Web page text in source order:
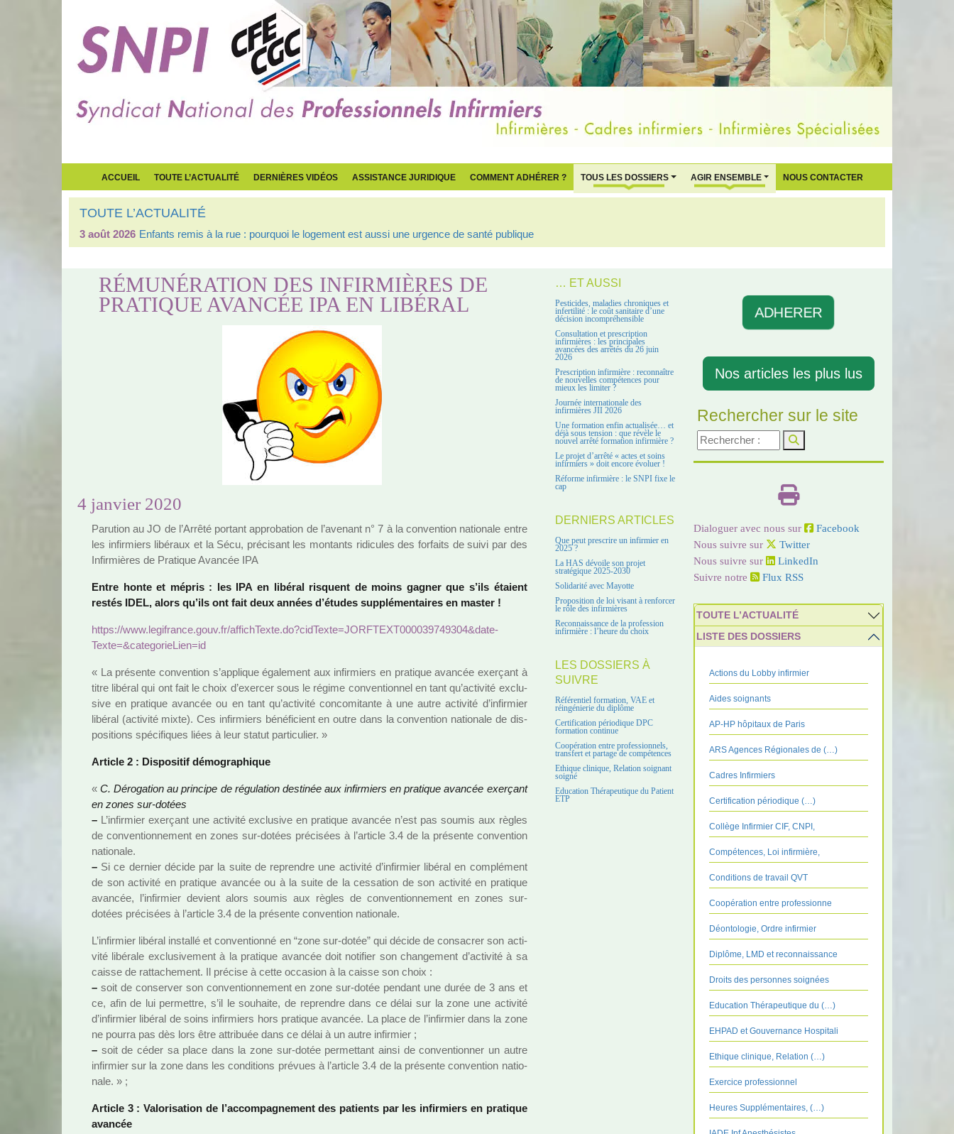
ACCUEIL TOUTE L’ACTUALITÉ DERNIÈRES VIDÉOS ASSISTANCE JURIDIQUE COMMENT ADHÉRER ? TOUS LES DOSSIERS AGIR ENSEMBLE NOUS CONTACTER
TOUTE L’ACTUALITÉ
3 août 2026 Enfants remis à la rue : pourquoi le logement est aussi une urgence de santé publique
RÉMUNÉRATION DES INFIRMIÈRES DE
PRATIQUE AVANCÉE IPA EN LIBÉRAL
4 janvier 2020
Parution au JO de l’Arrêté por­tant appro­ba­tion de l’ave­nant n° 7 à la conven­tion natio­nale entre
les infir­miers libé­raux et la Sécu, pré­ci­sant les mon­tants ridi­cu­les des for­faits de suivi par des
Infirmières de Pratique Avancée IPA
Entre honte et mépris : les IPA en libé­ral ris­quent de moins gagner que s’ils étaient
restés IDEL, alors qu’ils ont fait deux années d’études sup­plé­men­tai­res en master !
https://www.legi­france.gouv.fr/affich­Texte.do?cid­Texte=JORFTEXT000039749304&date­
Texte=&cate­go­rie­Lien=id
« La pré­sente conven­tion s’appli­que également aux infir­miers en pra­ti­que avan­cée exer­çant à
titre libé­ral qui ont fait le choix d’exer­cer sous le régime conven­tion­nel en tant qu’acti­vité exclu­
sive en pra­ti­que avan­cée ou en tant qu’acti­vité conco­mi­tante à une autre acti­vité d’infir­mier
libé­ral (acti­vité mixte). Ces infir­miers béné­fi­cient en outre dans la conven­tion natio­nale de dis­
po­si­tions spé­ci­fi­ques liées à leur statut par­ti­cu­lier. »
Article 2 : Dispositif démo­gra­phi­que
«C. Dérogation au prin­cipe de régu­la­tion des­ti­née aux infir­miers en pra­ti­que avan­cée exer­çant
en zones sur-dotées
– L’infir­mier exer­çant une acti­vité exclu­sive en pra­ti­que avan­cée n’est pas soumis aux règles
de conven­tion­ne­ment en zones sur-dotées pré­ci­sées à l’arti­cle 3.4 de la pré­sente conven­tion
natio­nale.
– Si ce der­nier décide par la suite de repren­dre une acti­vité d’infir­mier libé­ral en com­plé­ment
de son acti­vité en pra­ti­que avan­cée ou à la suite de la ces­sa­tion de son acti­vité en pra­ti­que
avan­cée, l’infir­mier devient alors soumis aux règles de conven­tion­ne­ment en zones sur-
dotées pré­ci­sées à l’arti­cle 3.4 de la pré­sente conven­tion natio­nale.
L’infir­mier libé­ral ins­tallé et conven­tionné en “zone sur-dotée” qui décide de consa­crer son acti­
vité libé­rale exclu­si­ve­ment à la pra­ti­que avan­cée doit noti­fier son chan­ge­ment d’acti­vité à sa
caisse de rat­ta­che­ment. Il pré­cise à cette occa­sion à la caisse son choix :
– soit de conser­ver son conven­tion­ne­ment en zone sur-dotée pen­dant une durée de 3 ans et
ce, afin de lui per­met­tre, s’il le sou­haite, de repren­dre dans ce délai sur la zone une acti­vité
d’infir­mier libé­ral de soins infir­miers hors pra­ti­que avan­cée. La place de l’infir­mier dans la zone
ne pourra pas dès lors être attri­buée dans ce délai à un autre infir­mier ;
– soit de céder sa place dans la zone sur-dotée per­met­tant ainsi de conven­tion­ner un autre
infir­mier sur la zone dans les condi­tions pré­vues à l’arti­cle 3.4 de la pré­sente conven­tion natio­
nale. » ;
Article 3 : Valorisation de l’accom­pa­gne­ment des patients par les infir­miers en pra­ti­que
avan­cée
… ET AUSSI
Pesticides, maladies chroniques et
infertilité : le coût sanitaire d’une
décision incompréhensible
Consultation et prescription
infirmières : les principales
avancées des arrêtés du 26 juin
2026
Prescription infirmière : reconnaître
de nouvelles compétences pour
mieux les limiter ?
Journée internationale des
infirmières JII 2026
Une formation enfin actualisée… et
déjà sous tension : que révèle le
nouvel arrêté formation infirmière ?
Le projet d’arrêté « actes et soins
infirmiers » doit encore évoluer !
Réforme infirmière : le SNPI fixe le
cap
DERNIERS ARTICLES
Que peut prescrire un infirmier en
2025 ?
La HAS dévoile son projet
stratégique 2025-2030
Solidarité avec Mayotte
Proposition de loi visant à renforcer
le rôle des infirmières
Reconnaissance de la profession
infirmière : l’heure du choix
LES DOSSIERS À
SUIVRE
Référentiel formation, VAE et
réingénierie du diplôme
Certification périodique DPC
formation continue
Coopération entre professionnels,
transfert et partage de compétences
Ethique clinique, Relation soignant
soigné
Education Thérapeutique du Patient
ETP
ADHERER
Nos articles les plus lus
Rechercher sur le site
Dialoguer avec nous sur
Facebook
Nous suivre sur
Twitter
Nous suivre sur
LinkedIn
Suivre notre
Flux RSS
TOUTE L’ACTUALITÉ
LISTE DES DOSSIERS
Actions du Lobby infirmier
Aides soignants
AP-HP hôpitaux de Paris
ARS Agences Régionales de (…)
Cadres Infirmiers
Certification périodique (…)
Collège Infirmier CIF, CNPI,
Compétences, Loi infirmière,
Conditions de travail QVT
Coopération entre professionne
Déontologie, Ordre infirmier
Diplôme, LMD et reconnaissance
Droits des personnes soignées
Education Thérapeutique du (…)
EHPAD et Gouvernance Hospitali
Ethique clinique, Relation (…)
Exercice professionnel
Heures Supplémentaires, (…)